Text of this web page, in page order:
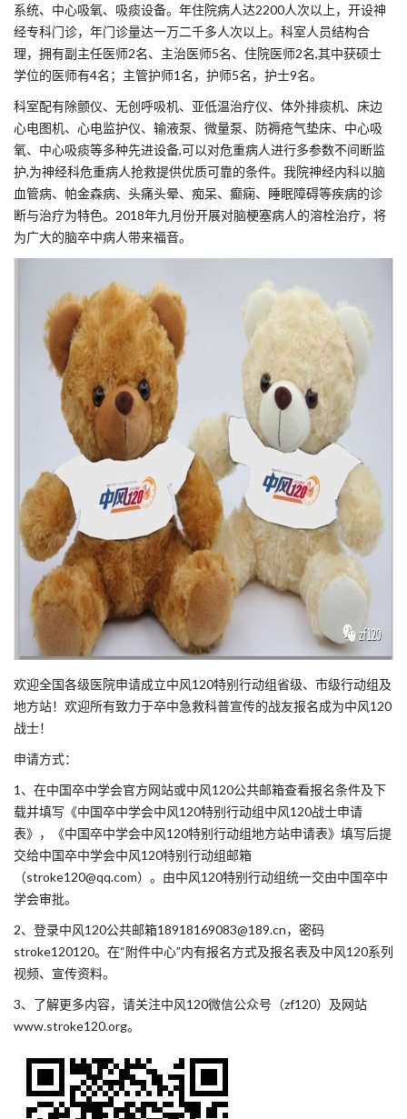
系统、中心吸氧、吸痰设备。年住院病人达2200人次以上，开设神
经专科门诊，年门诊量达一万二千多人次以上。科室人员结构合
理，拥有副主任医师2名、主治医师5名、住院医师2名,其中获硕士
学位的医师有4名；主管护师1名，护师5名，护士9名。
科室配有除颤仪、无创呼吸机、亚低温治疗仪、体外排痰机、床边
心电图机、心电监护仪、输液泵、微量泵、防褥疮气垫床、中心吸
氧、中心吸痰等多种先进设备,可以对危重病人进行多参数不间断监
护,为神经科危重病人抢救提供优质可靠的条件。我院神经内科以脑
血管病、帕金森病、头痛头晕、痴呆、癫痫、睡眠障碍等疾病的诊
断与治疗为特色。2018年九月份开展对脑梗塞病人的溶栓治疗，将
为广大的脑卒中病人带来福音。
欢迎全国各级医院申请成立中风120特别行动组省级、市级行动组及
地方站！欢迎所有致力于卒中急救科普宣传的战友报名成为中风120
战士！
申请方式：
1、在中国卒中学会官方网站或中风120公共邮箱查看报名条件及下
载并填写《中国卒中学会中风120特别行动组中风120战士申请
表》，《中国卒中学会中风120特别行动组地方站申请表》填写后提
交给中国卒中学会中风120特别行动组邮箱
（stroke120@qq.com）。由中风120特别行动组统一交由中国卒中
学会审批。
2、登录中风120公共邮箱18918169083@189.cn，密码
stroke120120。在“附件中心”内有报名方式及报名表及中风120系列
视频、宣传资料。
3、了解更多内容，请关注中风120微信公众号（zf120）及网站
www.stroke120.org。